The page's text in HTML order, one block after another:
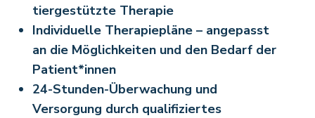
tiergestützte Therapie
Individuelle Therapiepläne – angepasst
an die Möglichkeiten und den Bedarf der
Patient*innen
24-Stunden-Überwachung und
Versorgung durch qualifiziertes